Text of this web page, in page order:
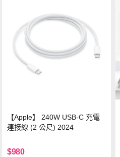
【Apple】 240W USB-C 充電
連接線 (2 公尺) 2024
$980